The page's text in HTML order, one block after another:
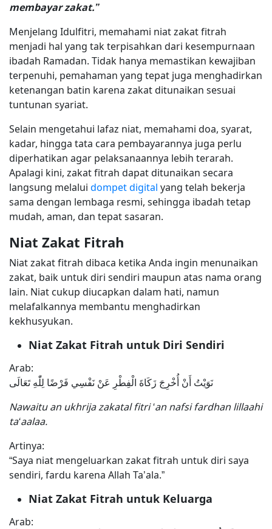
membayar zakat.”
Menjelang Idulfitri, memahami niat zakat fitrah
menjadi hal yang tak terpisahkan dari kesempurnaan
ibadah Ramadan. Tidak hanya memastikan kewajiban
terpenuhi, pemahaman yang tepat juga menghadirkan
ketenangan batin karena zakat ditunaikan sesuai
tuntunan syariat.
Selain mengetahui lafaz niat, memahami doa, syarat,
kadar, hingga tata cara pembayarannya juga perlu
diperhatikan agar pelaksanaannya lebih terarah.
Apalagi kini, zakat fitrah dapat ditunaikan secara
langsung melalui dompet digital yang telah bekerja
sama dengan lembaga resmi, sehingga ibadah tetap
mudah, aman, dan tepat sasaran.
Niat Zakat Fitrah
Niat zakat fitrah dibaca ketika Anda ingin menunaikan
zakat, baik untuk diri sendiri maupun atas nama orang
lain. Niat cukup diucapkan dalam hati, namun
melafalkannya membantu menghadirkan
kekhusyukan.
Niat Zakat Fitrah untuk Diri Sendiri
Arab:
نَوَيْتُ أَنْ أُخْرِجَ زَكَاةَ الْفِطْرِ عَنْ نَفْسِي فَرْضًا لِلّٰهِ تَعَالَى
Nawaitu an ukhrija zakatal fitri ‘an nafsi fardhan lillaahi
ta‘aalaa.
Artinya:
“Saya niat mengeluarkan zakat fitrah untuk diri saya
sendiri, fardu karena Allah Ta’ala.”
Niat Zakat Fitrah untuk Keluarga
Arab: